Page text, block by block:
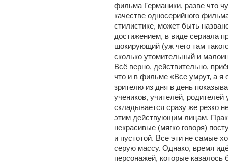
фильма Германики, разве что
качестве односерийного
стилистике, может быть
достижением, в виде сериала
шокирующий (уж чего там
сколько утомительный и
Всё верно, действительно,
что и в фильме «Все умрут, а я
зрителю из дня в день
учеников, учителей, родителей
складывается сразу же резко
этим действующим лицам.
некрасивые (мягко говоря)
и пустотой. Все эти не самые
серую массу. Однако, время
персонажей, которые казалось